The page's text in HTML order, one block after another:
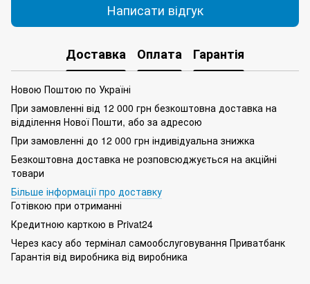
Написати відгук
Доставка Оплата Гарантія
Новою Поштою по Україні
При замовленні від 12 000 грн безкоштовна доставка на
відділення Нової Пошти, або за адресою
При замовленні до 12 000 грн індивідуальна знижка
Безкоштовна доставка не розповсюджується на акційні
товари
Більше інформації про доставку
Готівкою при отриманні
Кредитною карткою в Privat24
Через касу або термінал самообслуговування Приватбанк
Гарантія від виробника від виробника